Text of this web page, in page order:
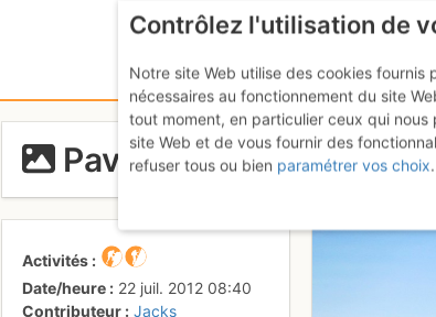
Pave, Gaspart et
Activités
Date/heure
22 juil. 2012 08:40
Contributeur
Jacks
Contrôlez l'utilisation de
Notre site Web utilise des cookies
nécessaires au fonctionnement du site
tout moment, en particulier ceux qui
site Web et de vous fournir des
refuser tous ou bien paramétrer vos choix.